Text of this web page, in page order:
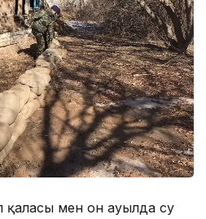
мен он ауылда су